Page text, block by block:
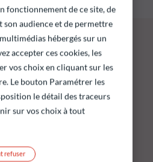
fonctionnement de ce site, de
son audience et de permettre
hébergés sur un
accepter ces cookies, les
vos choix en cliquant sur les
Le bouton Paramétrer les
le détail des traceurs
sur vos choix à tout
refuser